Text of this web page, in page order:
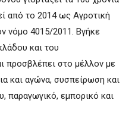
από το 2014 ως Αγροτική
νόμο 4015/2011. Βγήκε
και του
προσβλέπει στο μέλλον με
και αγώνα, συσπείρωση και
παραγωγικό, εμπορικό και